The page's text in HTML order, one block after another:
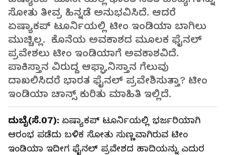
ಸೋತು ತೀವ್ರ ಹಿನ್ನಡೆ ಅನುಭವಿಸಿದೆ. ಆದರೆ
ಏಷ್ಯಾಕಪ್ ಟೂರ್ನಿಯಲ್ಲಿ ಟೀಂ ಇಂಡಿಯಾ ಬಾಗಿಲು
ಮುಚ್ಚಿಲ್ಲ. ಕೊನೆಯ ಅವಕಾಶದ ಮೂಲಕ ಫೈನಲ್
ಪ್ರವೇಶಲು ಟೀಂ ಇಂಡಿಯಾಗೆ ಅವಕಾಶವಿದೆ.
ಪಾಕಿಸ್ತಾನ ವಿರುದ್ದ ಆಫ್ಘಾನಿಸ್ತಾನ ಗೆಲುವು
ದಾಖಲಿಸಿದರೆ ಭಾರತ ಫೈನಲ್ ಪ್ರವೇಶಿಸುತ್ತಾ? ಟೀಂ
ಇಂಡಿಯಾ ಚಾನ್ಸ್ ಕುರಿತು ಮಾಹಿತಿ ಇಲ್ಲಿದೆ.
ದುಬೈ(ಸೆ.07): ಏಷ್ಯಾಕಪ್ ಟೂರ್ನಿಯಲ್ಲಿ ಭರ್ಜರಿಯಾಗಿ
ಆರಂಭ ಪಡೆದು ಬಳಿಕ ಸೋತು ಸುಣ್ಣವಾಗಿರುವ ಟೀಂ
ಇಂಡಿಯಾ ಇದೀಗ ಫೈನಲ್ ಪ್ರವೇಶದ ಹಾದಿಯನ್ನು ಎದುರ